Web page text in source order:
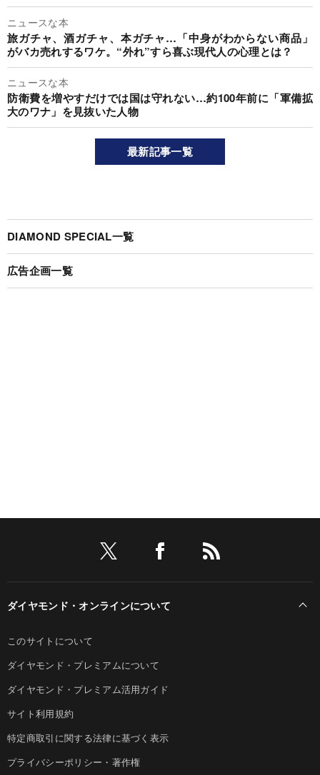
ニュースな本
旅ガチャ、酒ガチャ、本ガチャ…「中身がわからない商品」
がバカ売れするワケ。“外れ”すら喜ぶ現代人の心理とは？
ニュースな本
防衛費を増やすだけでは国は守れない…約100年前に「軍備拡
大のワナ」を見抜いた人物
最新記事一覧
DIAMOND SPECIAL一覧
広告企画一覧
ダイヤモンド・オンラインについて
このサイトについて
ダイヤモンド・プレミアムについて
ダイヤモンド・プレミアム活用ガイド
サイト利用規約
特定商取引に関する法律に基づく表示
プライバシーポリシー・著作権